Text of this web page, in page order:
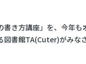
き方講座」を、今年も
図書館TA(Cuter)がみな